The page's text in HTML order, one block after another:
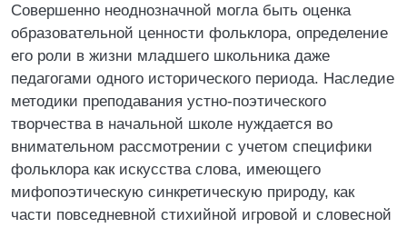
Совершенно неоднозначной могла быть оценка
образовательной ценности фольклора, определение
его роли в жизни младшего школьника даже
педагогами одного исторического периода. Наследие
методики преподавания устно-поэтического
творчества в начальной школе нуждается во
внимательном рассмотрении с учетом специфики
фольклора как искусства слова, имеющего
мифопоэтическую синкретическую природу, как
части повседневной стихийной игровой и словесной